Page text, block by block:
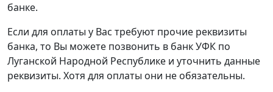
банке.
Если для оплаты у Вас требуют прочие реквизиты
банка, то Вы можете позвонить в банк УФК по
Луганской Народной Республике и уточнить данные
реквизиты. Хотя для оплаты они не обязательны.